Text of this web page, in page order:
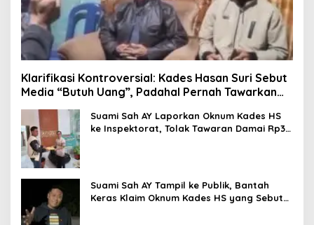
Klarifikasi Kontroversial: Kades Hasan Suri Sebut
Media “Butuh Uang”, Padahal Pernah Tawarkan
Suap
Suami Sah AY Laporkan Oknum Kades HS
ke Inspektorat, Tolak Tawaran Damai Rp3
Suami Sah AY Tampil ke Publik, Bantah
Keras Klaim Oknum Kades HS yang Sebut